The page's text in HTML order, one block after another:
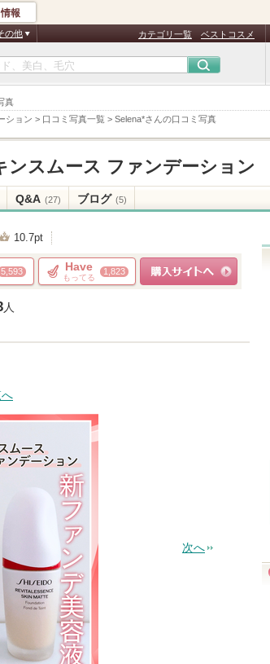
真
ション > 口コミ写真一覧 > Selena*さんの口コミ写真
報
の他 カテゴリ一覧 ベストコスメ
ンスムース ファンデーション
Q&A (27) ブログ (5)
10.7pt
5,593 Have
もってる
1,823
人
次へ